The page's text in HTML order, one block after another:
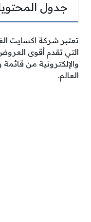
جدول
تعتبر شركة اكسايت
التي تقدم أقوى
والإلكترونية من
العالم.